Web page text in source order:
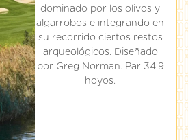
dominado por los olivos y
algarrobos e integrando en
su recorrido ciertos restos
arqueológicos. Diseñado
por Greg Norman. Par 34.9
hoyos.